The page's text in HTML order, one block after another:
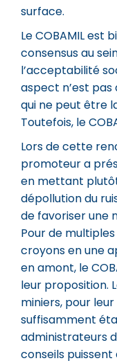
surface.
Le COBAMIL est
consensus au
l’acceptabilité
aspect n’est
qui ne peut être
Toutefois, le
Lors de cette
promoteur a
en mettant
dépollution du
de favoriser une
Pour de
croyons en une
en amont, le
leur proposition.
miniers, pour
suffisamment
administrateurs
conseils